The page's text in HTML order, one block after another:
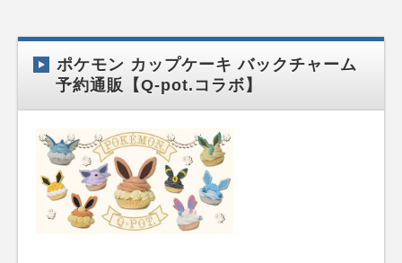
ポケモン カップケーキ バックチャーム
予約通販【Q-pot.コラボ】